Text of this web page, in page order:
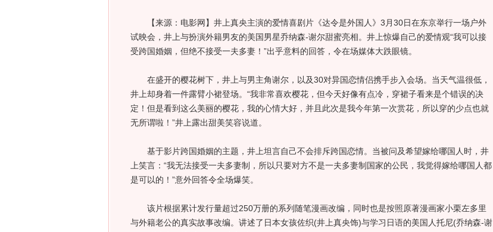
【来源：电影网】井上真央主演的爱情喜剧片《达令是外国人》3月30日在东京举行一场户外
试映会，井上与扮演外籍男友的美国男星乔纳森-谢尔甜蜜亮相。井上惊爆自己的爱情观“我可以接
受跨国婚姻，但绝不接受一夫多妻！”出乎意料的回答，令在场媒体大跌眼镜。
在盛开的樱花树下，井上与男主角谢尔，以及30对异国恋情侣携手步入会场。当天气温很低，
井上却身着一件露臂小裙登场。“我非常喜欢樱花，但今天好像有点冷，穿裙子看来是个错误的决
定！但是看到这么美丽的樱花，我的心情大好，并且此次是我今年第一次赏花，所以穿的少点也就
无所谓啦！”井上露出甜美笑容说道。
基于影片跨国婚姻的主题，井上坦言自己不会排斥跨国恋情。当被问及希望嫁给哪国人时，井
上笑言：“我无法接受一夫多妻制，所以只要对方不是一夫多妻制国家的公民，我觉得嫁给哪国人都
是可以的！”意外回答令全场爆笑。
该片根据累计发行量超过250万册的系列随笔漫画改编，同时也是按照原著漫画家小栗左多里
与外籍老公的真实故事改编。讲述了日本女孩佐织(井上真央饰)与学习日语的美国人托尼(乔纳森-谢